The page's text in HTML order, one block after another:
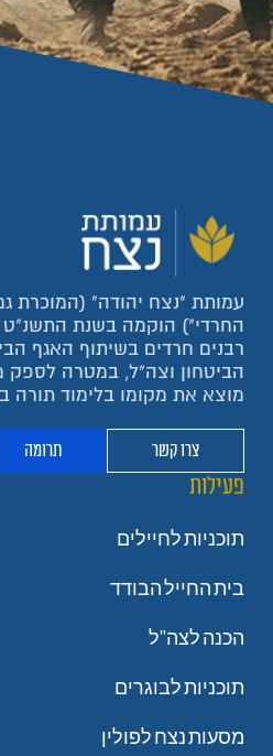
עמותת "נצח יהודה" (המוכרת
רבנים חרדים בשיתוף האגף
הביטחון וצה"ל, במטרה לספק
מוצא את מקומו בלימוד תורה
צרו קשר תרומה
פעילות
תוכניות לחיילים
בית החייל הבודד
הכנה לצה"ל
תוכניות לבוגרים
מסעות נצח לפולין